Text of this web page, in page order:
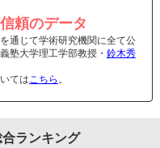
頼のデータ
を通じて学術研究機関に全て公
塾大学理工学部教授・ 鈴木秀
てはこちら 。
ランキング